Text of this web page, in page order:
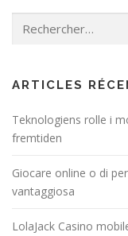
ARTICLES
Teknologiens rolle i
fremtiden
Giocare online o di
vantaggiosa
LolaJack Casino